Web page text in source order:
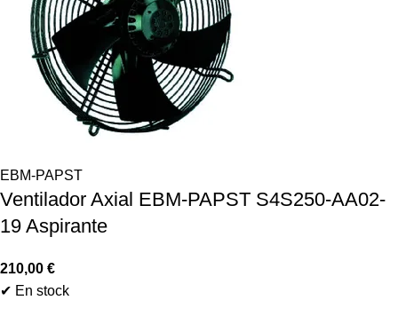
EBM-PAPST
Ventilador Axial EBM-PAPST S4S250-AA02-
19 Aspirante
210,00 €
✔ En stock